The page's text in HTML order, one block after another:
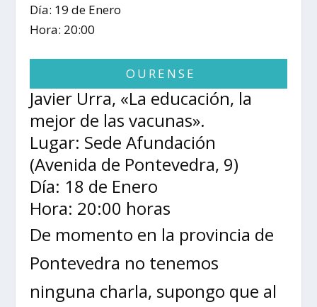
Día: 19 de Enero
Hora: 20:00
OURENSE
Javier Urra, «La educación, la
mejor de las vacunas».
Lugar: Sede Afundación
(Avenida de Pontevedra, 9)
Día: 18 de Enero
Hora: 20:00 horas
De momento en la provincia de
Pontevedra no tenemos
ninguna charla, supongo que al